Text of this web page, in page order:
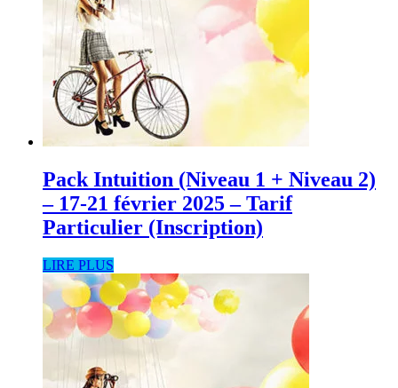
Pack Intuition (Niveau 1 + Niveau 2)
– 17-21 février 2025 – Tarif
Particulier (Inscription)
LIRE PLUS